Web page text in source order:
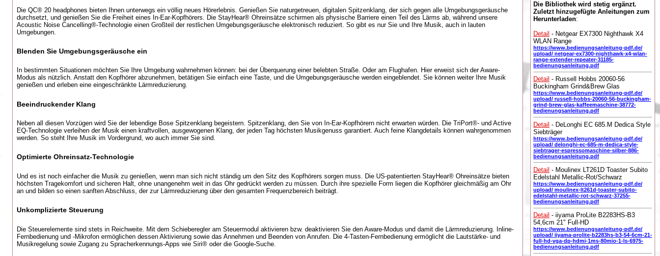
Die QC® 20 headphones bieten Ihnen unterwegs ein völlig neues Hörerlebnis. Genießen Sie naturgetreuen, digitalen Spitzenklang, der sich gegen alle Umgebungsgeräusche
durchsetzt, und genießen Sie die Freiheit eines In-Ear-Kopfhörers. Die StayHear® Ohreinsätze schirmen als physische Barriere einen Teil des Lärms ab, während unsere
Acoustic Noise Cancelling®-Technologie einen Großteil der restlichen Umgebungsgeräusche elektronisch reduziert. So gibt es nur Sie und Ihre Musik, auch in lauten
Umgebungen.
Blenden Sie Umgebungsgeräusche ein
In bestimmten Situationen möchten Sie Ihre Umgebung wahrnehmen können: bei der Überquerung einer belebten Straße. Oder am Flughafen. Hier erweist sich der Aware-
Modus als nützlich. Anstatt den Kopfhörer abzunehmen, betätigen Sie einfach eine Taste, und die Umgebungsgeräusche werden eingeblendet. Sie können weiter Ihre Musik
genießen und erleben eine eingeschränkte Lärmreduzierung.
Beeindruckender Klang
Neben all diesen Vorzügen wird Sie der lebendige Bose Spitzenklang begeistern. Spitzenklang, den Sie von In-Ear-Kopfhörern nicht erwarten würden. Die TriPort®- und Active
EQ-Technologie verleihen der Musik einen kraftvollen, ausgewogenen Klang, der jeden Tag höchsten Musikgenuss garantiert. Auch feine Klangdetails können wahrgenommen
werden. So steht Ihre Musik im Vordergrund, wo auch immer Sie sind.
Optimierte Ohreinsatz-Technologie
Und es ist noch einfacher die Musik zu genießen, wenn man sich nicht ständig um den Sitz des Kopfhörers sorgen muss. Die US-patentierten StayHear® Ohreinsätze bieten
höchsten Tragekomfort und sicheren Halt, ohne unangenehm weit in das Ohr gedrückt werden zu müssen. Durch ihre spezielle Form liegen die Kopfhörer gleichmäßig am Ohr
an und bilden so einen sanften Abschluss, der zur Lärmreduzierung über den gesamten Frequenzbereich beiträgt.
Unkomplizierte Steuerung
Die Steuerelemente sind stets in Reichweite. Mit dem Schieberegler am Steuermodul aktivieren bzw. deaktivieren Sie den Aware-Modus und damit die Lärmreduzierung. Inline-
Fernbedienung und -Mikrofon ermöglichen dessen Aktivierung sowie das Annehmen und Beenden von Anrufen. Die 4-Tasten-Fernbedienung ermöglicht die Lautstärke- und
Musikregelung sowie Zugang zu Spracherkennungs-Apps wie Siri® oder die Google-Suche.
Die Bibliothek wird stetig ergänzt.
Zuletzt hinzugefügte Anleitungen zum
Herunterladen:
Detail - Netgear EX7300 Nighthawk X4
WLAN Range
https://www.bedienungsanleitung-pdf.de/
upload/ netgear-ex7300-nighthawk-x4-wlan-
range-extender-repeater-31185-
bedienungsanleitung.pdf
Detail - Russell Hobbs 20060-56
Buckingham Grind&Brew Glas
https://www.bedienungsanleitung-pdf.de/
upload/ russell-hobbs-20060-56-buckingham-
grind-brew-glas-kaffeemaschine-38772-
bedienungsanleitung.pdf
Detail - DeLonghi EC 685.M Dedica Style
Siebträger
https://www.bedienungsanleitung-pdf.de/
upload/ delonghi-ec-685-m-dedica-style-
siebtrager-espressomaschine-silber-886-
bedienungsanleitung.pdf
Detail - Moulinex LT261D Toaster Subito
Edelstahl Metallic-Rot/Schwarz
https://www.bedienungsanleitung-pdf.de/
upload/ moulinex-lt261d-toaster-subito-
edelstahl-metallic-rot-schwarz-37255-
bedienungsanleitung.pdf
Detail - iiyama ProLite B2283HS-B3
54,6cm 21" Full-HD
https://www.bedienungsanleitung-pdf.de/
upload/ iiyama-prolite-b2283hs-b3-54-6cm-21-
full-hd-vga-dp-hdmi-1ms-80mio-1-ls-6975-
bedienungsanleitung.pdf